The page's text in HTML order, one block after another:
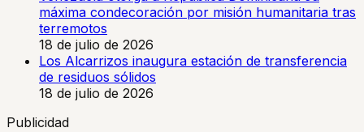
máxima condecoración por misión humanitaria tras
terremotos
18 de julio de 2026
Los Alcarrizos inaugura estación de transferencia
de residuos sólidos
18 de julio de 2026
Publicidad